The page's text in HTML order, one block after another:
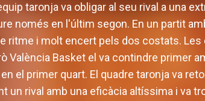
taronja va obligar al seu rival a una
només en l'últim segon. En un partit
ritme i molt encert pels dos costats. Les
València Basket el va contindre primer
el primer quart. El quadre taronja va
un rival amb una eficàcia altíssima i va